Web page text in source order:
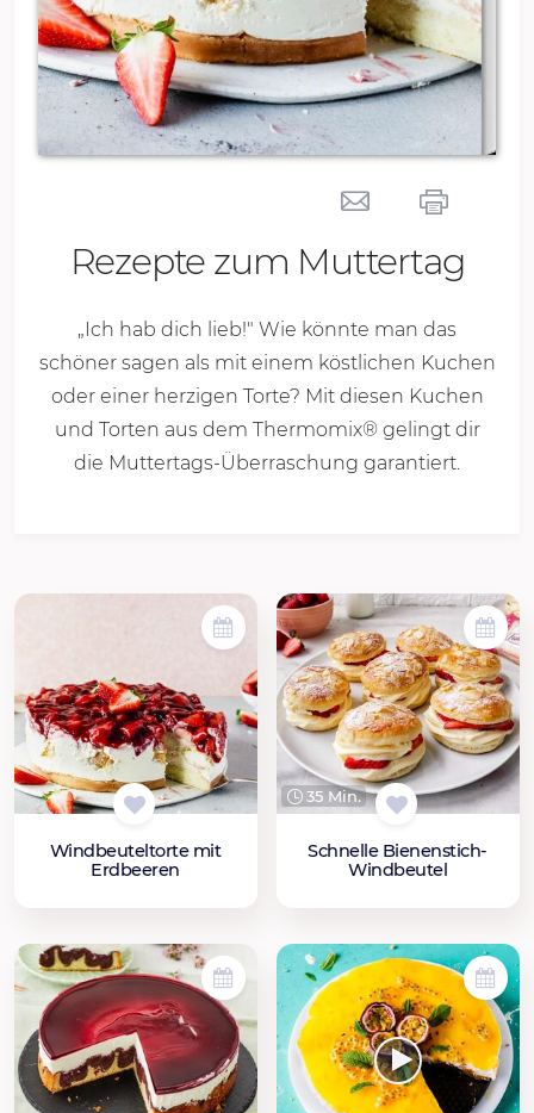
Rezepte zum Muttertag
„Ich hab dich lieb!" Wie könnte man das
schöner sagen als mit einem köstlichen Kuchen
oder einer herzigen Torte? Mit diesen Kuchen
und Torten aus dem Thermomix® gelingt dir
die Muttertags-Überraschung garantiert.
Windbeuteltorte mit
Erdbeeren
35 Min.
Schnelle Bienenstich-
Windbeutel